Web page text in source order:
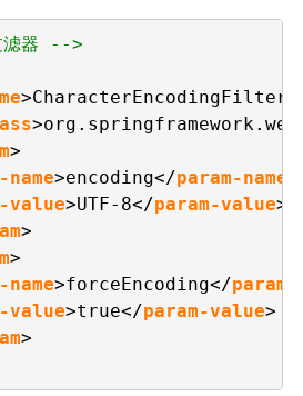
器 -->
>
name>encoding</param-name
value>UTF-8</param-value
>
>
name>forceEncoding</param-
value>true</param-value>
>